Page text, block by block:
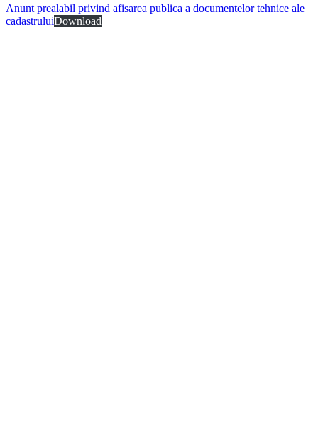
Anunt prealabil privind afisarea publica a documentelor tehnice ale
cadastruluiDownload